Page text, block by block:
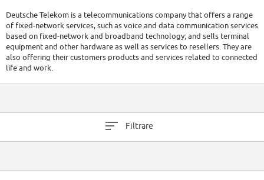
Deutsche Telekom is a telecommunications company that offers a range
of fixed-network services, such as voice and data communication services
based on fixed-network and broadband technology; and sells terminal
equipment and other hardware as well as services to resellers. They are
also offering their customers products and services related to connected
life and work.
Filtrare